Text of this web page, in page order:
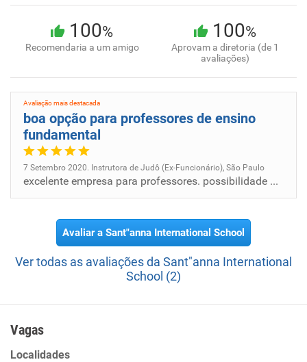
100%
Recomendaria a um amigo
100%
Aprovam a diretoria (de 1
avaliações)
Avaliação mais destacada
boa opção para professores de ensino
fundamental
7 Setembro 2020. Instrutora de Judô (Ex-Funcionário), São Paulo
excelente empresa para professores. possibilidade de crescimento pessoal e profissional.
Avaliar a Sant"anna International School
Ver todas as avaliações da Sant"anna International
School (2)
Vagas
Localidades